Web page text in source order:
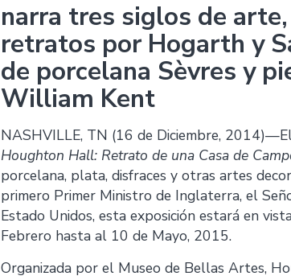
narra tres siglos de
retratos por Hogarth y
de porcelana Sèvres y
William Kent
NASHVILLE, TN (16 de Diciembre,
Houghton Hall: Retrato de una Casa de
porcelana, plata, disfraces y otras artes
primero Primer Ministro de Inglaterra, el
Estado Unidos, esta exposición estará en
Febrero hasta al 10 de Mayo, 2015.
Organizada por el Museo de Bellas Artes,